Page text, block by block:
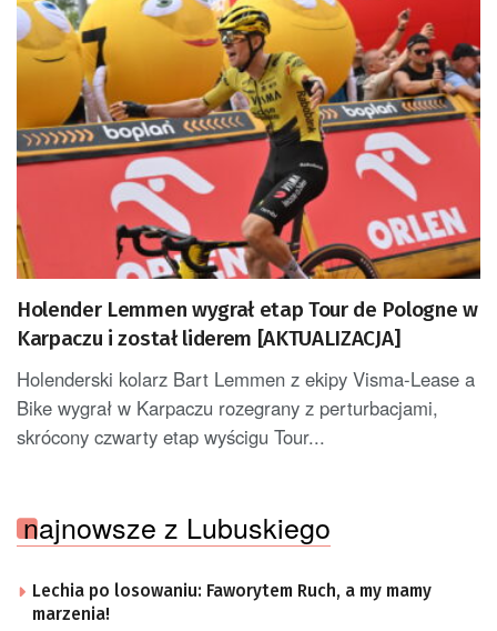
Holender Lemmen wygrał etap Tour de Pologne w
Karpaczu i został liderem [AKTUALIZACJA]
Holenderski kolarz Bart Lemmen z ekipy Visma-Lease a
Bike wygrał w Karpaczu rozegrany z perturbacjami,
skrócony czwarty etap wyścigu Tour...
najnowsze z Lubuskiego
Lechia po losowaniu: Faworytem Ruch, a my mamy
marzenia!